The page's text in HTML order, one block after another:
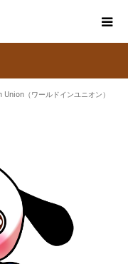
（ワールドインユニオン）